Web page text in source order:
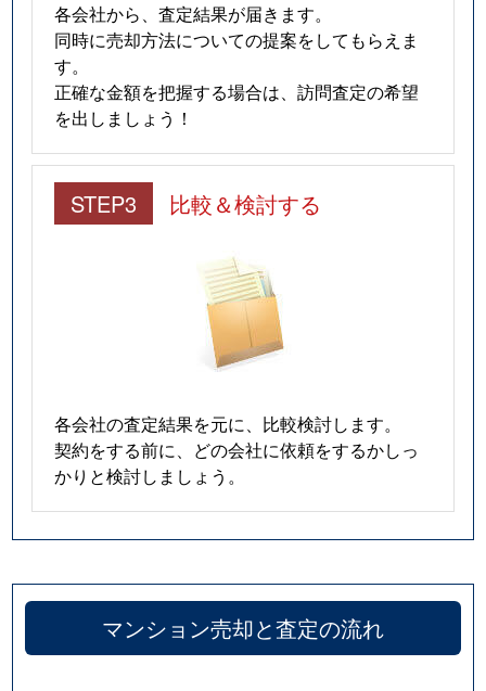
各会社から、査定結果が届きます。
同時に売却方法についての提案をしてもらえま
す。
正確な金額を把握する場合は、訪問査定の希望
を出しましょう！
STEP3 比較＆検討する
各会社の査定結果を元に、比較検討します。
契約をする前に、どの会社に依頼をするかしっ
かりと検討しましょう。
マンション売却と査定の流れ